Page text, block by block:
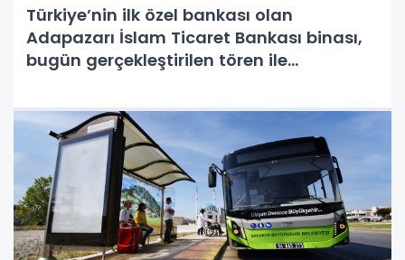
Türkiye’nin ilk özel bankası olan
Adapazarı İslam Ticaret Bankası binası,
bugün gerçekleştirilen tören ile